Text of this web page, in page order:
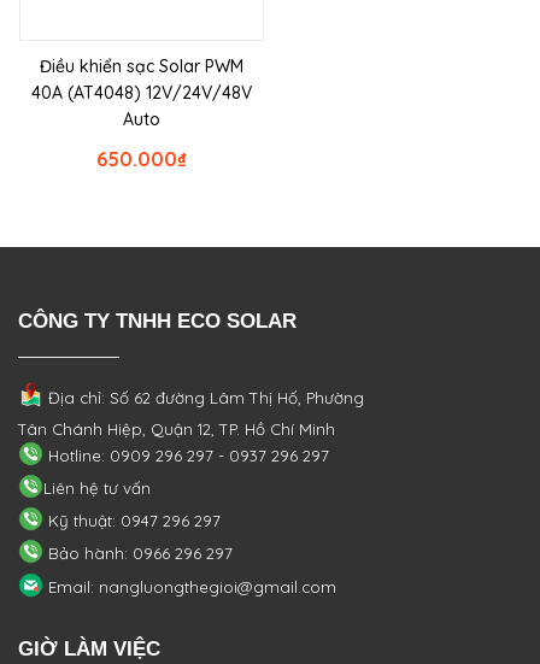
Điều khiển sạc Solar PWM
40A (AT4048) 12V/24V/48V
Auto
₫
650.000
CÔNG TY TNHH ECO SOLAR
Địa chỉ: Số 62 đường Lâm Thị Hố, Phường
Tân Chánh Hiệp, Quận 12, TP. Hồ Chí Minh
Hotline: 0909 296 297 - 0937 296 297
Liên hệ tư vấn
Kỹ thuật: 0947 296 297
Bảo hành: 0966 296 297
Email: nangluongthegioi@gmail.com
GIỜ LÀM VIỆC